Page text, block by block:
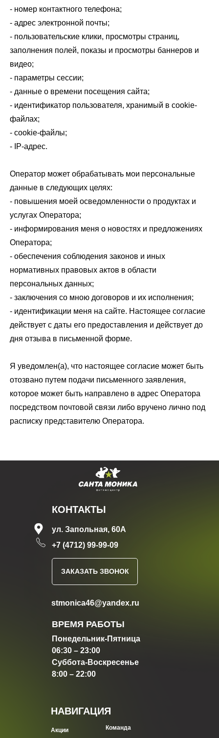
- номер контактного телефона;
- адрес электронной почты;
- пользовательские клики, просмотры страниц,
заполнения полей, показы и просмотры баннеров и
видео;
- параметры сессии;
- данные о времени посещения сайта;
- идентификатор пользователя, хранимый в cookie-
файлах;
- cookie-файлы;
- IP-адрес.
Оператор может обрабатывать мои персональные
данные в следующих целях:
- повышения моей осведомленности о продуктах и
услугах Оператора;
- информирования меня о новостях и предложениях
Оператора;
- обеспечения соблюдения законов и иных
нормативных правовых актов в области
персональных данных;
- заключения со мною договоров и их исполнения;
- идентификации меня на сайте. Настоящее согласие
действует с даты его предоставления и действует до
дня отзыва в письменной форме.
Я уведомлен(а), что настоящее согласие может быть
отозвано путем подачи письменного заявления,
которое может быть направлено в адрес Оператора
посредством почтовой связи либо вручено лично под
расписку представителю Оператора.
НАВИГАЦИЯ
Акции
КОНТАКТЫ
ул. Запольная, 60А
+7 (4712) 99-99-09
Понедельник-Пятница
06:30 – 23:00
Суббота-Воскресенье
8:00 – 22:00
ЗАКАЗАТЬ ЗВОНОК
stmonica46@yandex.ru
ВРЕМЯ РАБОТЫ
Команда